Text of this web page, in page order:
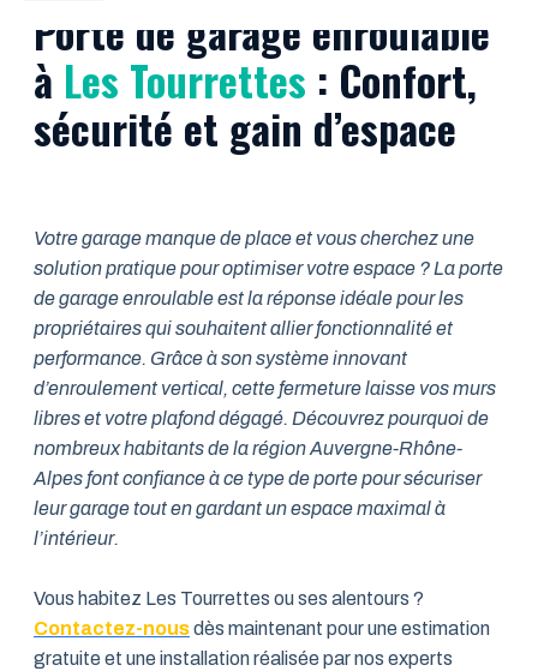
Porte de garage enroulable
à Les Tourrettes : Confort,
sécurité et gain d’espace
Votre garage manque de place et vous cherchez une
solution pratique pour optimiser votre espace ? La porte
de garage enroulable est la réponse idéale pour les
propriétaires qui souhaitent allier fonctionnalité et
performance. Grâce à son système innovant
d’enroulement vertical, cette fermeture laisse vos murs
libres et votre plafond dégagé. Découvrez pourquoi de
nombreux habitants de la région Auvergne-Rhône-
Alpes font confiance à ce type de porte pour sécuriser
leur garage tout en gardant un espace maximal à
l’intérieur.
Vous habitez Les Tourrettes ou ses alentours ?
Contactez-nousdès maintenant pour une estimation
gratuite et une installation réalisée par nos experts